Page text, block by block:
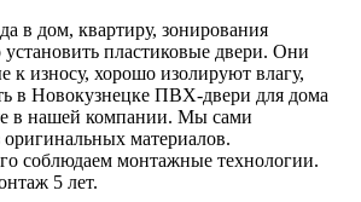
в дом, квартиру, зонирования
пластиковые двери. Они
к износу, хорошо изолируют влагу,
в Новокузнецке ПВХ-двери для дома
в нашей компании. Мы сами
оригинальных материалов.
соблюдаем монтажные технологии.
5 лет.